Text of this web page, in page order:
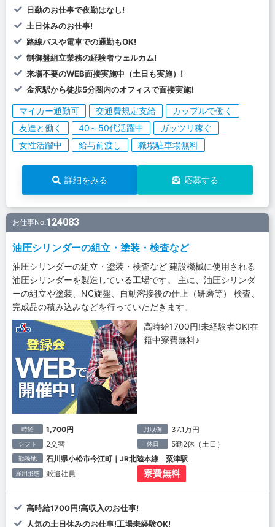
日勤のお仕事で夜勤はなし!
土日休みのお仕事!
路線バスや電車での通勤もOK!
制御盤組立業務の経験者ウェルカム!
来場不要のWEB面接実施中（土日も実施）!
金沢駅から徒歩5分圏内のオフィスで面接実施!
マイカー通勤可 交通費規定支給
カップルで働く
友達と働く
40～50代活躍中
ガッツリ稼ぐ
女性活躍中
給与前渡し 職場駐車場無料
詳細をみる 応募する
お仕事No.124083
油圧シリンダーの組立・塗装・検査など
油圧シリンダーの組立・塗装・検査など 建設機械に使用される
油圧シリンダーを製造している工場です。 主に、油圧シリンダ
ーの組立や塗装、NC旋盤、自動溶接後の仕上（研磨等） 検査、
完成品の積み込みなどを行っていただきます。
高時給1700円!未経験者OK!在
籍中寮費無料♪
時給 1,700円 月収例 37.1万円
シフト 2交替 休日 5勤2休（土日）
勤務地 石川県小松市今江町｜JR北陸本線 粟津駅
雇用形態 派遣社員 寮費無料
高時給1700円!高収入のお仕事!
人気の土日休みのお仕事!工場未経験OK!